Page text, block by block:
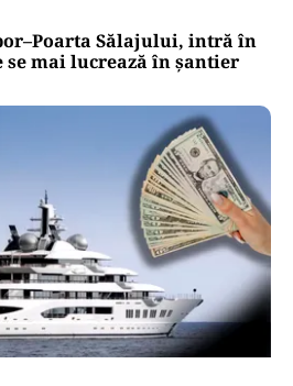
Sălajului, intră în
se mai lucrează în șantier